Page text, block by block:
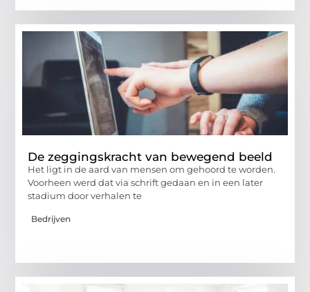
De zeggingskracht van bewegend beeld
Het ligt in de aard van mensen om gehoord te worden.
Voorheen werd dat via schrift gedaan en in een later
stadium door verhalen te
Bedrijven